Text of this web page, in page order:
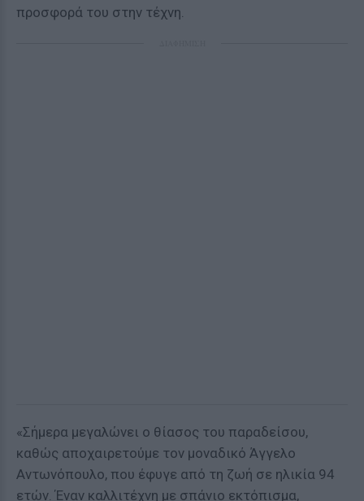
προσφορά του στην τέχνη.
«Σήμερα μεγαλώνει ο θίασος του παραδείσου,
καθώς αποχαιρετούμε τον μοναδικό Άγγελο
Αντωνόπουλο, που έφυγε από τη ζωή σε ηλικία 94
ετών. Έναν καλλιτέχνη με σπάνιο εκτόπισμα,